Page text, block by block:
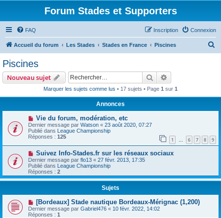
Forum Stades et Supporters
FAQ Connexion
Inscription
Accueil du forum Les Stades Stades en France Piscines
Piscines
Nouveau sujet Rechercher
Marquer les sujets comme lus • 17 sujets • Page 1 sur 1
Annonces
Vie du forum, modération, etc
Dernier message par Watson « 23 août 2020, 07:27
Publié dans League Championship
Réponses : 125 1 … 6 7 8 9
Suivez Info-Stades.fr sur les réseaux sociaux
Dernier message par flo13 « 27 févr. 2013, 17:35
Publié dans League Championship
Réponses : 2
Sujets
[Bordeaux] Stade nautique Bordeaux-Mérignac (1,200)
Dernier message par Gabriel476 « 10 févr. 2022, 14:02
Réponses : 1